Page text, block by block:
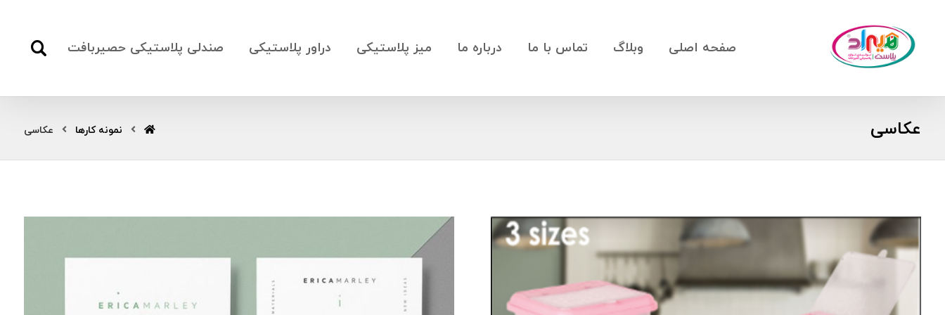
صفحه اصلی وبلاگ تماس با ما درباره ما میز پلاستیکی دراور پلاستیکی صندلی پلاستیکی حصیربافت
عکاسی نمونه کارها عکاسی